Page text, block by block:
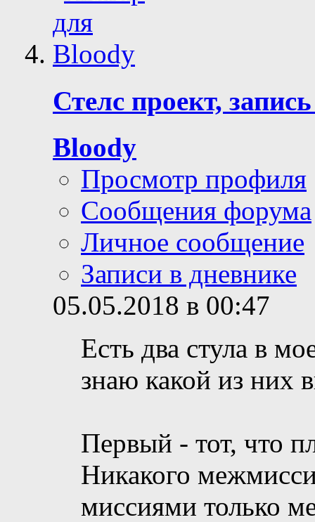
Стелс проект,
Bloody
Просмотр профиля
Сообщения форума
Личное сообщение
Записи в дневнике
05.05.2018 в 00:47
Есть два стула в
знаю какой из них
Первый - тот, что
Никакого
миссиями только